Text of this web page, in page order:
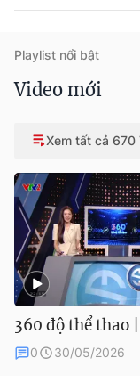
Playlist nổi bật
Video mới
Xem tất cả 670
360 độ thể thao
0 30/05/2026